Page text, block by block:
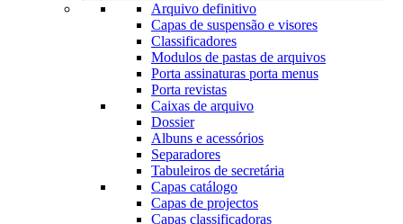
Arquivo definitivo
Capas de suspensão e visores
Classificadores
Modulos de pastas de arquivos
Porta assinaturas porta menus
Porta revistas
Caixas de arquivo
Dossier
Albuns e acessórios
Separadores
Tabuleiros de secretária
Capas catálogo
Capas de projectos
Capas classificadoras